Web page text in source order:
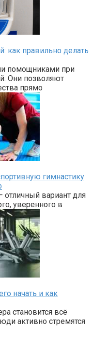
как правильно делать
помощниками при
Они позволяют
прямо
гимнастику
отличный вариант для
уверенного в
начать и как
становится всё
активно стремятся